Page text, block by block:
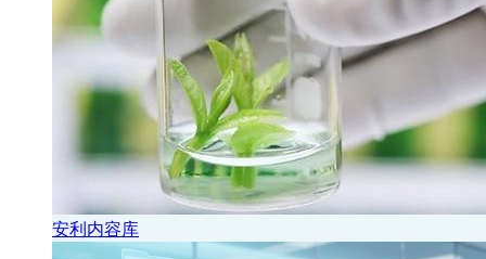
安利内容库